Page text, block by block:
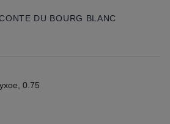
DU BOURG BLANC
0.75